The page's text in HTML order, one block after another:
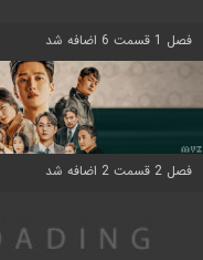
فصل 1 قسمت 6 اضافه شد
فصل 2 قسمت 2 اضافه شد